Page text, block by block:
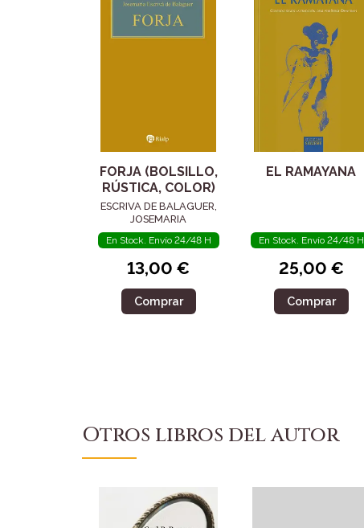
FORJA (BOLSILLO,
RÚSTICA, COLOR)
ESCRIVA DE BALAGUER,
JOSEMARIA
En Stock. Envío 24/48 H
13,00 €
Comprar
EL RAMAYANA
En Stock. Envío 24/48 H
25,00 €
Comprar
Otros libros del autor